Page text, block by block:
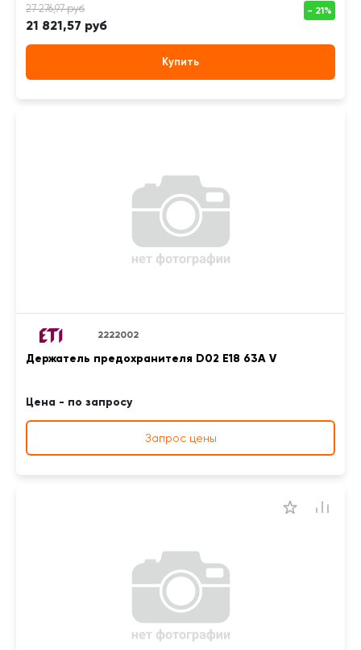
21 821,57 руб
Купить
2222002
Держатель предохранителя D02 E18 63A V
Цена - по запросу
Запрос цены